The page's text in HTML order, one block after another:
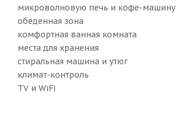
микроволновую печь и кофе-машину
обеденная зона
комфортная ванная комната
места для хранения
стиральная машина и утюг
климат-контроль
TV и WiFi